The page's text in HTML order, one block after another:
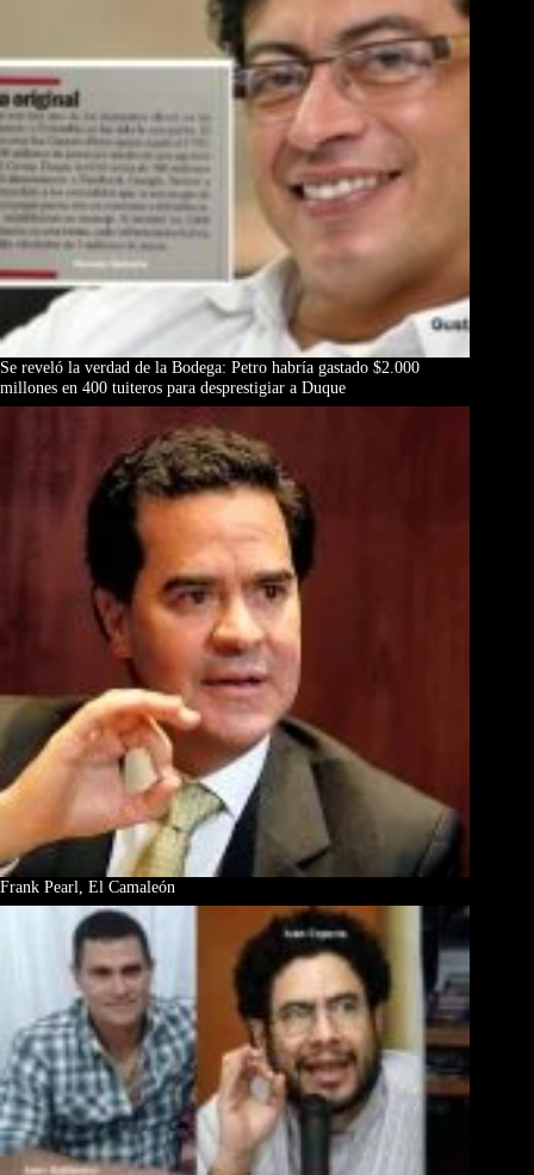
Se reveló la verdad de la Bodega: Petro habría gastado $2.000
millones en 400 tuiteros para desprestigiar a Duque
Frank Pearl, El Camaleón